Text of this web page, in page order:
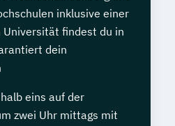
inklusive einer
findest du in
dein
eins auf der
zwei Uhr mittags mit